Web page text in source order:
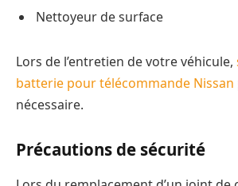
Nettoyeur de surface
Lors de l’entretien de votre véhicule,
batterie pour télécommande Nissan
nécessaire.
Précautions de sécurité